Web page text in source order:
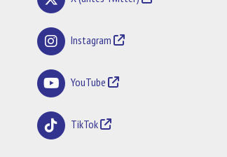
Instagram
YouTube
TikTok